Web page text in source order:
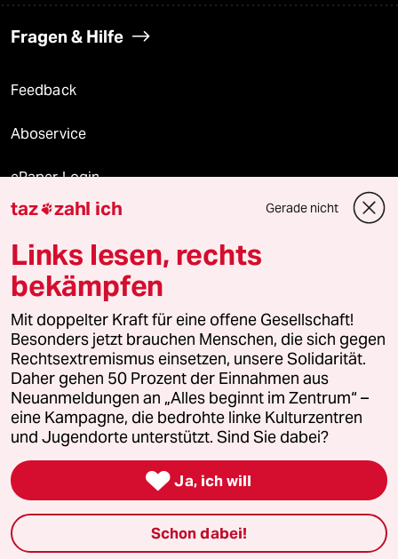
Fragen & Hilfe
Feedback
Aboservice
ePaper Login
Downloads für Abonnierende
© 2026 taz Verlags und Vertriebs GmbH
Alle Rechte vorbehalten. Bei rechtlichen Fragen oder für Genehmigungen
wenden Sie sich bitte an lizenzen@taz.de
Feedback Redaktionsstatut Kommune-Richtlinien
Leitlinie Informant Datenschutz Impressum AGB
Seitenwende Einwilligungen widerrufen (Ads)
taz zahl ich Gerade nicht
Links lesen, rechts
bekämpfen
Mit doppelter Kraft für eine offene Gesellschaft!
Besonders jetzt brauchen Menschen, die sich gegen
Rechtsextremismus einsetzen, unsere Solidarität.
Daher gehen 50 Prozent der Einnahmen aus
Neuanmeldungen an „Alles beginnt im Zentrum“ –
eine Kampagne, die bedrohte linke Kulturzentren
und Jugendorte unterstützt. Sind Sie dabei?
 Ja, ich will
Schon dabei!